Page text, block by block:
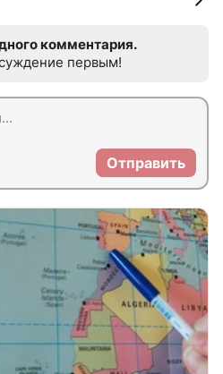
комментария.
первым!
Отправить